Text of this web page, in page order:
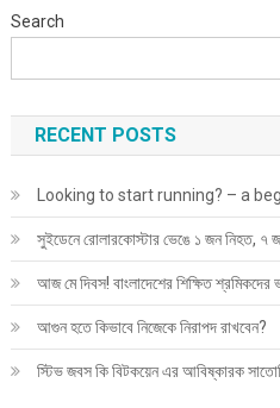
Search
RECENT POSTS
Looking to start running? – a
সুইডেনে রোলারকোস্টার ভেঙে ১ জন নিহত,
আজ মে দিবস! বাংলাদেশের শিক্ষিত
আগুন হতে কিভাবে নিজেকে নিরাপদ রাখবেন?
স্টিভ জবস কি বিটকয়েন এর আবিষ্কারক